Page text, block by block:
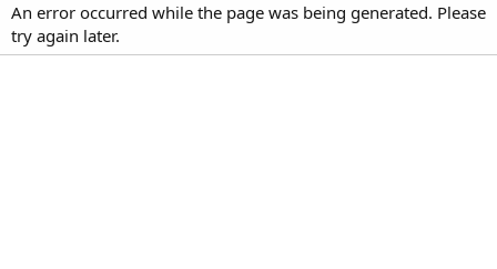
An error occurred while the page was being generated. Please
try again later.